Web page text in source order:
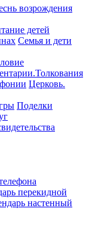
возрождения
детей
Семья и дети
Церковь.
Поделки
перекидной
настенный